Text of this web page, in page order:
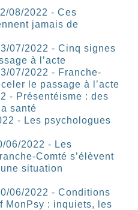
08/2022 - Ces
jamais de
07/2022 - Cinq signes
à l’acte
07/2022 - Franche-
le passage à l’acte
- Présentéisme : des
santé
- Les psychologues
06/2022 - Les
Comté s’élèvent
situation
06/2022 - Conditions
MonPsy : inquiets, les